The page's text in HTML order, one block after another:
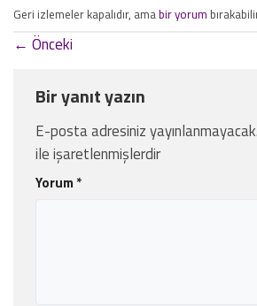
Geri izlemeler kapalıdır, amabir yorum
← Önceki
Bir yanıt yazın
E-posta adresiniz yayınlanmayacak.
ile işaretlenmişlerdir
Yorum *